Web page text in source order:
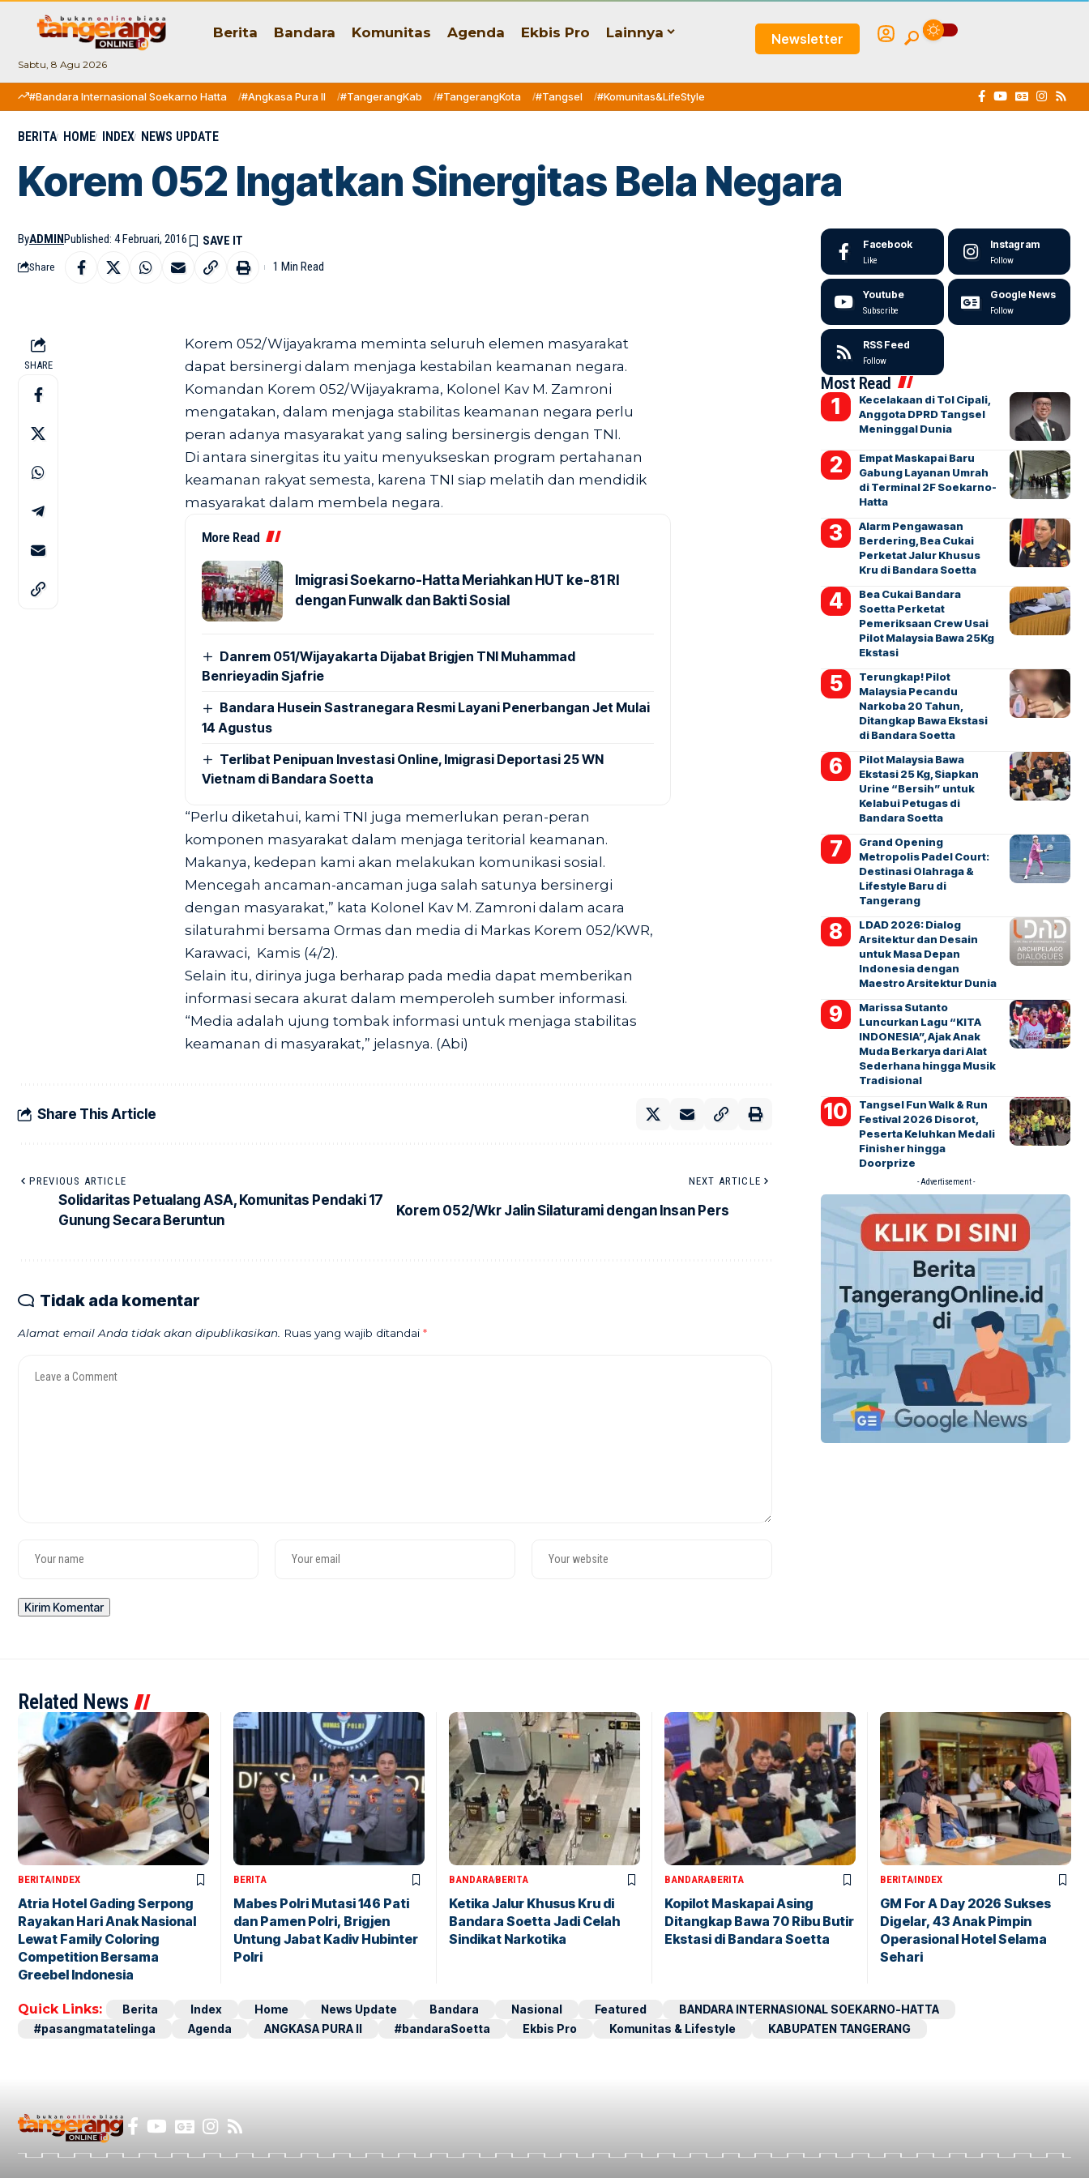
Sabtu, 8 Agu 2026
Berita Bandara Komunitas Agenda Ekbis Pro Lainnya Newsletter
#Bandara Internasional Soekarno Hatta #Angkasa Pura II #TangerangKab #TangerangKota #Tangsel #Komunitas&LifeStyle
BERITA HOME INDEX NEWS UPDATE
Korem 052 Ingatkan Sinergitas Bela Negara
ByADMINPublished: 4 Februari, 2016
Share 1 Min Read
SHARE
Korem 052/Wijayakrama meminta seluruh elemen masyarakat
dapat bersinergi dalam menjaga kestabilan keamanan negara.
Komandan Korem 052/Wijayakrama, Kolonel Kav M. Zamroni
mengatakan, dalam menjaga stabilitas keamanan negara perlu
peran adanya masyarakat yang saling bersinergis dengan TNI.
Di antara sinergitas itu yaitu menyukseskan program pertahanan
keamanan rakyat semesta, karena TNI siap melatih dan mendidik
masyarakat dalam membela negara.
More Read
Imigrasi Soekarno-Hatta Meriahkan HUT ke-81 RI
dengan Funwalk dan Bakti Sosial
Danrem 051/Wijayakarta Dijabat Brigjen TNI Muhammad
Benrieyadin Sjafrie
Bandara Husein Sastranegara Resmi Layani Penerbangan Jet Mulai
14 Agustus
Terlibat Penipuan Investasi Online, Imigrasi Deportasi 25 WN
Vietnam di Bandara Soetta
“Perlu diketahui, kami TNI juga memerlukan peran-peran
komponen masyarakat dalam menjaga teritorial keamanan.
Makanya, kedepan kami akan melakukan komunikasi sosial.
Mencegah ancaman-ancaman juga salah satunya bersinergi
dengan masyarakat,” kata Kolonel Kav M. Zamroni dalam acara
silaturahmi bersama Ormas dan media di Markas Korem 052/KWR,
Karawaci, Kamis (4/2).
Selain itu, dirinya juga berharap pada media dapat memberikan
informasi secara akurat dalam memperoleh sumber informasi.
“Media adalah ujung tombak informasi untuk menjaga stabilitas
keamanan di masyarakat,” jelasnya. (Abi)
Share This Article
PREVIOUS ARTICLE
Solidaritas Petualang ASA, Komunitas Pendaki 17
Gunung Secara Beruntun
NEXT ARTICLE
Korem 052/Wkr Jalin Silaturami dengan Insan Pers
Tidak ada komentar
Alamat email Anda tidak akan dipublikasikan. Ruas yang wajib ditandai *
Facebook
Like
Instagram
Follow
Youtube
Subscribe
Google News
Follow
RSS Feed
Follow
Most Read
Kecelakaan di Tol Cipali,
Anggota DPRD Tangsel
Meninggal Dunia
Empat Maskapai Baru
Gabung Layanan Umrah
di Terminal 2F Soekarno-
Hatta
Alarm Pengawasan
Berdering, Bea Cukai
Perketat Jalur Khusus
Kru di Bandara Soetta
Bea Cukai Bandara
Soetta Perketat
Pemeriksaan Crew Usai
Pilot Malaysia Bawa 25Kg
Ekstasi
Terungkap! Pilot
Malaysia Pecandu
Narkoba 20 Tahun,
Ditangkap Bawa Ekstasi
di Bandara Soetta
Pilot Malaysia Bawa
Ekstasi 25 Kg, Siapkan
Urine “Bersih” untuk
Kelabui Petugas di
Bandara Soetta
Grand Opening
Metropolis Padel Court:
Destinasi Olahraga &
Lifestyle Baru di
Tangerang
LDAD 2026: Dialog
Arsitektur dan Desain
untuk Masa Depan
Indonesia dengan
Maestro Arsitektur Dunia
Marissa Sutanto
Luncurkan Lagu “KITA
INDONESIA”, Ajak Anak
Muda Berkarya dari Alat
Sederhana hingga Musik
Tradisional
Tangsel Fun Walk & Run
Festival 2026 Disorot,
Peserta Keluhkan Medali
Finisher hingga
Doorprize
- Advertisement -
Related News
BERITAINDEX
Atria Hotel Gading Serpong
Rayakan Hari Anak Nasional
Lewat Family Coloring
Competition Bersama
Greebel Indonesia
BERITA
Mabes Polri Mutasi 146 Pati
dan Pamen Polri, Brigjen
Untung Jabat Kadiv Hubinter
Polri
BANDARABERITA
Ketika Jalur Khusus Kru di
Bandara Soetta Jadi Celah
Sindikat Narkotika
BANDARABERITA
Kopilot Maskapai Asing
Ditangkap Bawa 70 Ribu Butir
Ekstasi di Bandara Soetta
BERITAINDEX
GM For A Day 2026 Sukses
Digelar, 43 Anak Pimpin
Operasional Hotel Selama
Sehari
Quick Links: Berita Index Home News Update Bandara Nasional Featured
BANDARA INTERNASIONAL SOEKARNO-HATTA
#pasangmatatelinga
Agenda ANGKASA PURA II #bandaraSoetta Ekbis Pro Komunitas & Lifestyle KABUPATEN TANGERANG